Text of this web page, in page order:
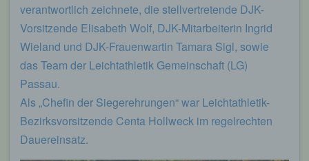
verantwortlich zeichnete, die stellvertretende DJK-
Vorsitzende Elisabeth Wolf, DJK-Mitarbeiterin Ingrid
Wieland und DJK-Frauenwartin Tamara Sigl, sowie
das Team der Leichtathletik Gemeinschaft (LG)
Passau.
Als „Chefin der Siegerehrungen“ war Leichtathletik-
Bezirksvorsitzende Centa Hollweck im regelrechten
Dauereinsatz.